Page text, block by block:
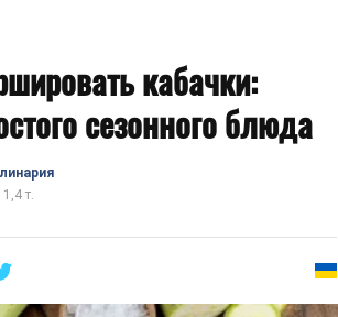
кабачки:
сезонного блюда
1,4 т.